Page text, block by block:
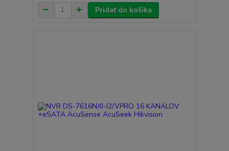
Pridať do košíka